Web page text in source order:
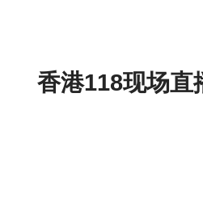
香港118现场直